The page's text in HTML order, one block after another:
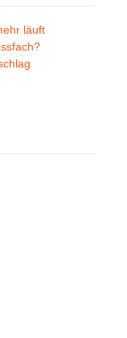
läuft